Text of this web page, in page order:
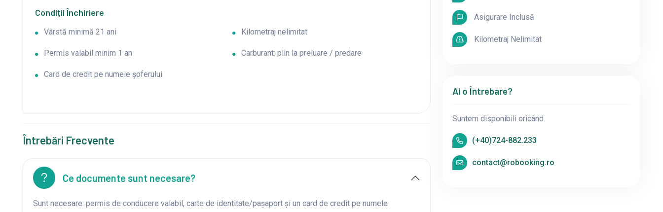
Condiții Închiriere
Vârstă minimă 21 ani
Permis valabil minim 1 an
Card de credit pe numele șoferului
Kilometraj nelimitat
Carburant: plin la preluare / predare
Întrebări Frecvente
Ce documente sunt necesare?
Sunt necesare: permis de conducere valabil, carte de identitate/pașaport și un card de credit pe numele
Asigurare Inclusă
Kilometraj Nelimitat
Ai o Întrebare?
Suntem disponibili oricând.
(+40)724-882.233
contact@robooking.ro